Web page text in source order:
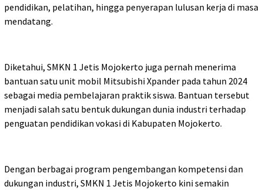
pendidikan, pelatihan, hingga penyerapan lulusan kerja di masa
mendatang.
Diketahui, SMKN 1 Jetis Mojokerto juga pernah menerima
bantuan satu unit mobil Mitsubishi Xpander pada tahun 2024
sebagai media pembelajaran praktik siswa. Bantuan tersebut
menjadi salah satu bentuk dukungan dunia industri terhadap
penguatan pendidikan vokasi di Kabupaten Mojokerto.
Dengan berbagai program pengembangan kompetensi dan
dukungan industri, SMKN 1 Jetis Mojokerto kini semakin